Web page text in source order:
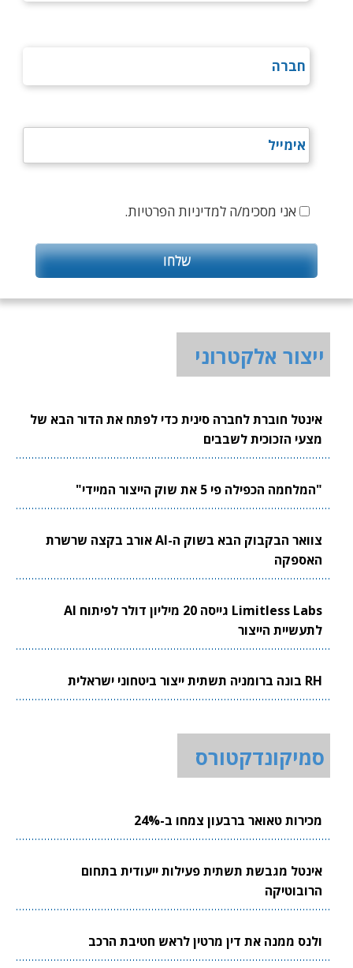
אני מסכימ/ה למדיניות הפרטיות.
ייצור אלקטרוני
אינטל חוברת לחברה סינית כדי לפתח את הדור הבא של
מצעי הזכוכית לשבבים
"המלחמה הכפילה פי 5 את שוק הייצור המיידי"
צוואר הבקבוק הבא בשוק ה-AI אורב בקצה שרשרת
האספקה
Limitless Labs גייסה 20 מיליון דולר לפיתוח AI
לתעשיית הייצור
RH בונה ברומניה תשתית ייצור ביטחוני ישראלית
סמיקונדקטורס
מכירות טאואר ברבעון צמחו ב-24%
אינטל מגבשת תשתית פעילות ייעודית בתחום
הרובוטיקה
ולנס ממנה את דין מרטין לראש חטיבת הרכב